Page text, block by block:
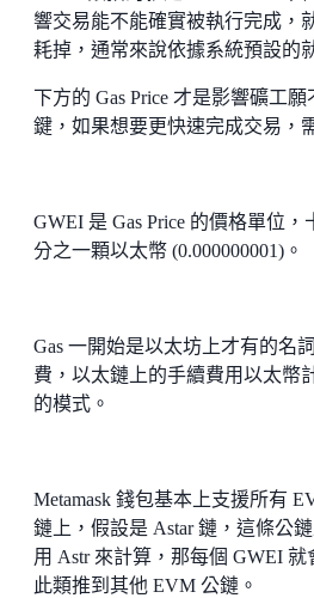
響交易能不能確實被執行完成，
耗掉，通常來說依據系統預設的
下方的 Gas Price 才是影響礦工
鍵，如果想要更快速完成交易，
GWEI 是 Gas Price 的價格單位
分之一顆以太幣 (0.000000001)。
Gas 一開始是以太坊上才有的名
費，以太鏈上的手續費用以太幣
的模式。
Metamask 錢包基本上支援所有
鏈上，假設是 Astar 鏈，這條公
用 Astr 來計算，那每個 GWEI
此類推到其他 EVM 公鏈。